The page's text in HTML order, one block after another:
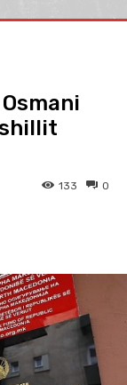
0
133